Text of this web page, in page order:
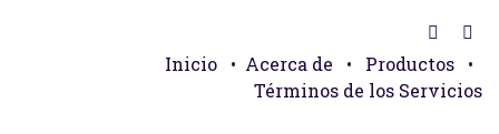
Inicio • Acerca de • Productos
•
Términos de los Servicios